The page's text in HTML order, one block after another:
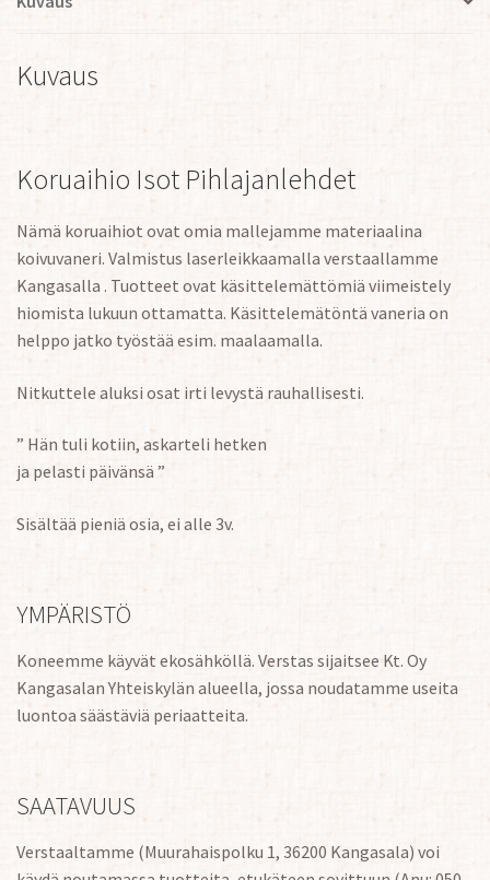
Kuvaus
Koruaihio Isot Pihlajanlehdet
Nämä koruaihiot ovat omia mallejamme materiaalina
koivuvaneri. Valmistus laserleikkaamalla verstaallamme
Kangasalla . Tuotteet ovat käsittelemättömiä viimeistely
hiomista lukuun ottamatta. Käsittelemätöntä vaneria on
helppo jatko työstää esim. maalaamalla.
Nitkuttele aluksi osat irti levystä rauhallisesti.
” Hän tuli kotiin, askarteli hetken
ja pelasti päivänsä ”
Sisältää pieniä osia, ei alle 3v.
YMPÄRISTÖ
Koneemme käyvät ekosähköllä. Verstas sijaitsee Kt. Oy
Kangasalan Yhteiskylän alueella, jossa noudatamme useita
luontoa säästäviä periaatteita.
SAATAVUUS
Verstaaltamme (Muurahaispolku 1, 36200 Kangasala) voi